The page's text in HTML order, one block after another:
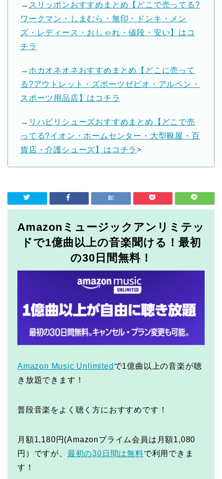
→ スリッポンおすすめまとめ【どこで売ってる?
ワークマン・しまむら・無印・ドンキ・メン
ズ・レディース・おしゃれ・値段・安い】はコ
チラ
→ ホカオネオネおすすめまとめ【どこに売って
る?アウトレット・ズポーツゼピオ・アルペン・
スポーツ用品店】はコチラ
→ リハビリシューズおすすめまとめ【どこで売
ってる?イオン・ホームセンター・大型靴屋・百
貨店・介護シューズ】はコチラ>
Amazonミュージックアンリミテッ
ドで1億曲以上の音楽聞ける！最初
の30日間無料！
Amazon Music Unlimited で1億曲以上の音楽が聴
き放題できます！
普段音楽をよく聴く方におすすめです！
月額1,180円(Amazonプライム会員は月額1,080
円）ですが、 最初の30日間は無料で利用できま
す！